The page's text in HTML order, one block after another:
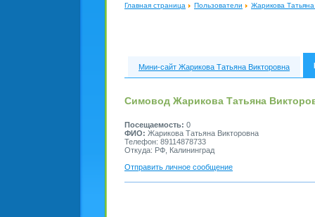
Главная страница Пользователи Жарикова
Мини-сайт Жарикова Татьяна Викторовна
Симовод Жарикова Татьяна
Посещаемость: 0
ФИО: Жарикова Татьяна Викторовна
Телефон: 89114878733
Откуда: РФ, Калининград
Отправить личное сообщение